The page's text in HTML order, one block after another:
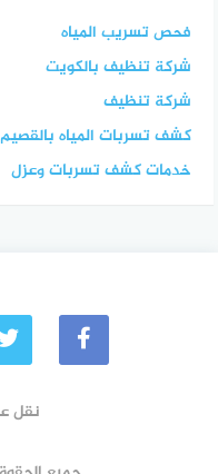
فحص تسريب المياه
شركة تنظيف بالكويت
شركة تنظيف
كشف تسربات المياه بالقصيم
خدمات كشف تسربات وعزل
نقل